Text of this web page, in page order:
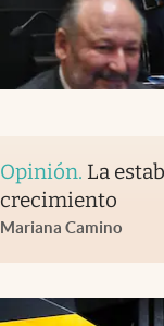
Opinión. La
crecimiento
Mariana Camino